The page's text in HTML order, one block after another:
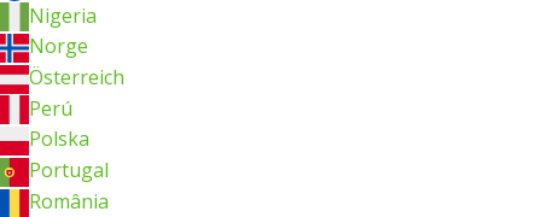
Nigeria
Norge
Österreich
Perú
Polska
Portugal
România